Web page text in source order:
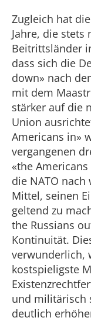
Zugleich hat
Jahre, die stets
Beitrittsländer
dass sich die
down» nach
mit dem
stärker auf die
Union
Americans in»
vergangenen
«the
die NATO
Mittel, seinen
geltend zu
the Russians
Kontinuität.
verwunderlich,
kostspieligste
und militärisch
deutlich